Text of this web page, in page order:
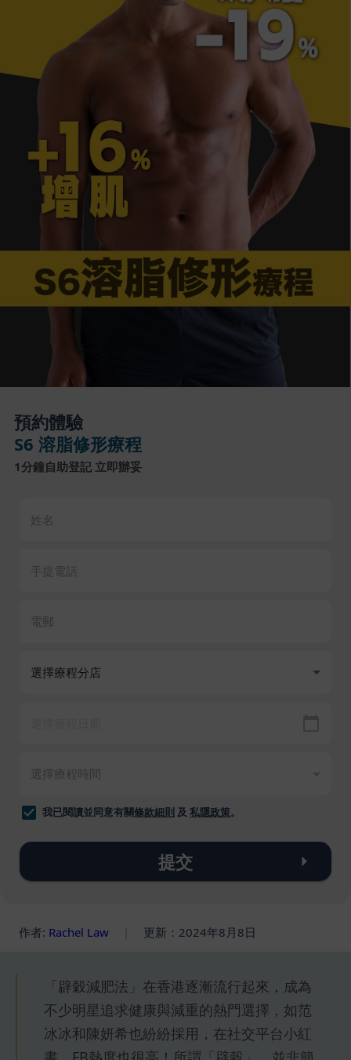
預約體驗
S6 溶脂修形療程
1分鐘自助登記 立即辦妥
我已閱讀並同意有關條款細則 及 私隱政策。
提交
作者: Rachel Law 更新：2024年8月8日
「辟穀減肥法」在香港逐漸流行起來，成為
不少明星追求健康與減重的熱門選擇，如范
冰冰和陳妍希也紛紛採用，在社交平台小紅